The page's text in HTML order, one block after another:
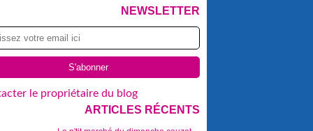
NEWSLETTER
le propriétaire du blog
ARTICLES RÉCENTS